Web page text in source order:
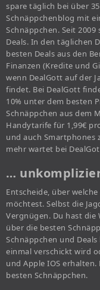
spare täglich bei über
Schnäppchenblog mit
Schnäppchen. Seit
Deals. In den täglichen
besten Deals aus den
Finanzen (Kredite und
wenn DealGott auf der
findet. Bei DealGott
10% unter dem besten
Schnäppchen aus dem
Handytarife für 1,99€
und auch Smartphones
mehr wartet bei
…
Entscheide, über
möchtest. Selbst die
Vergnügen. Du hast die
über die besten
Schnäppchen und
einmal verschickt wird
und Apple IOS
besten Schnäppchen.